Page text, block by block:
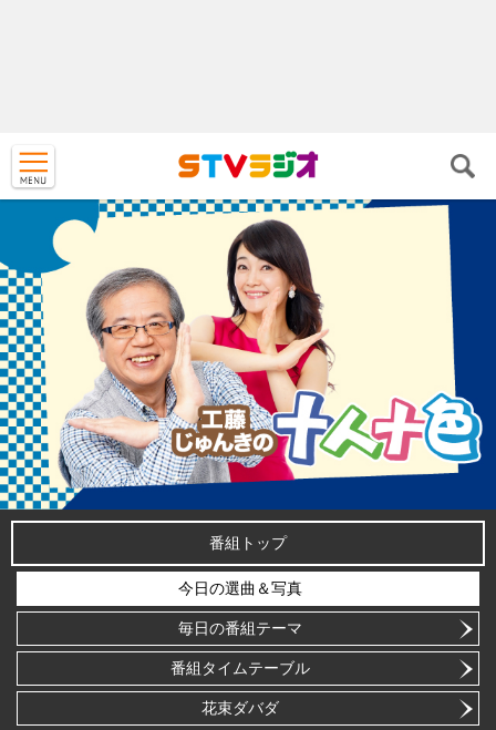
番組トップ
今日の選曲＆写真
毎日の番組テーマ
番組タイムテーブル
花束ダバダ